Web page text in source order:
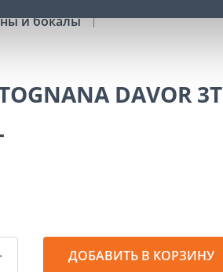
и бокалы
DAVOR
ДОБАВИТЬ В КОРЗИНУ